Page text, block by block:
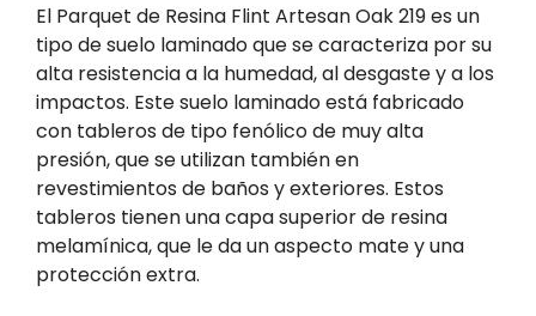
El Parquet de Resina Flint Artesan Oak 219 es un
tipo de suelo laminado que se caracteriza por su
alta resistencia a la humedad, al desgaste y a los
impactos. Este suelo laminado está fabricado
con tableros de tipo fenólico de muy alta
presión, que se utilizan también en
revestimientos de baños y exteriores. Estos
tableros tienen una capa superior de resina
melamínica, que le da un aspecto mate y una
protección extra.